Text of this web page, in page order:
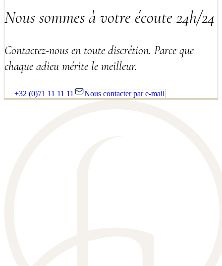
Nous sommes à votre écoute 24h/24
Contactez-nous en toute discrétion. Parce que
chaque adieu mérite le meilleur.
+32 (0)71 11 11 11 Nous contacter par e-mail